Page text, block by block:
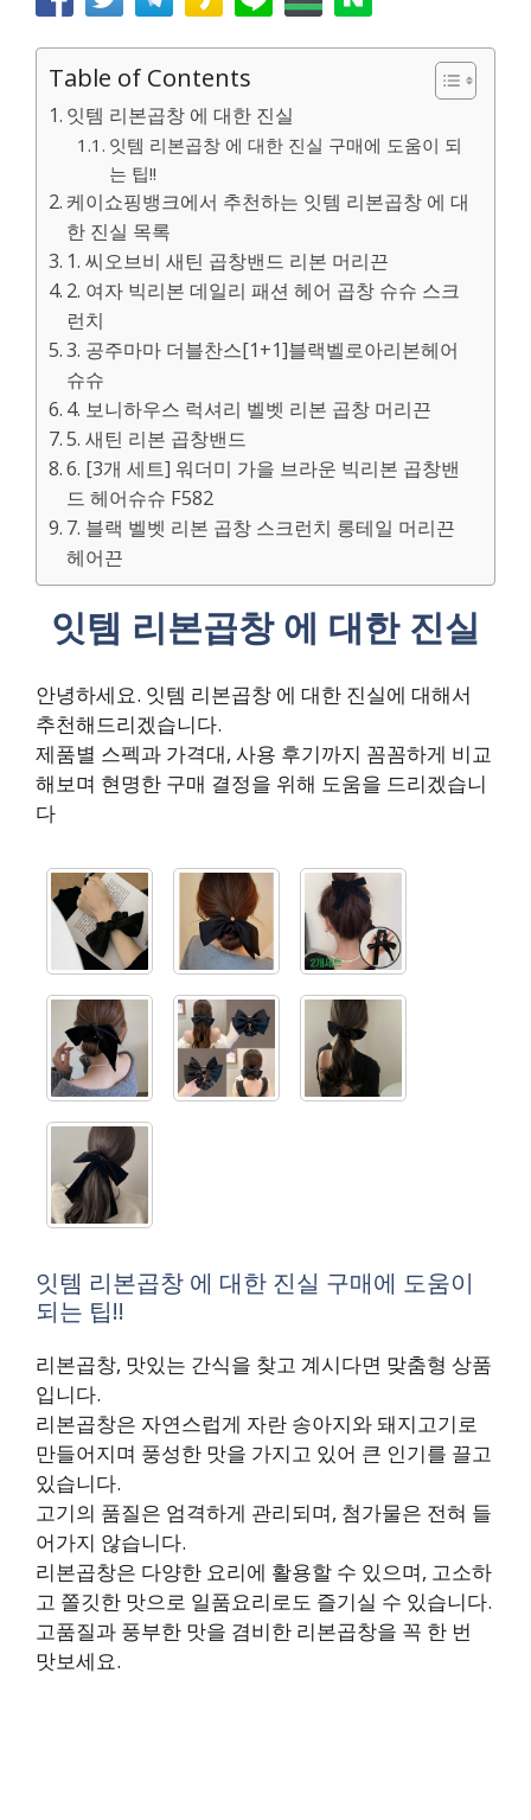
Table of Contents
잇템 리본곱창 에 대한 진실
잇템 리본곱창 에 대한 진실 구매에 도움이 되
는 팁!!
케이쇼핑뱅크에서 추천하는 잇템 리본곱창 에 대
한 진실 목록
1. 씨오브비 새틴 곱창밴드 리본 머리끈
2. 여자 빅리본 데일리 패션 헤어 곱창 슈슈 스크
런치
3. 공주마마 더블찬스[1+1]블랙벨로아리본헤어
슈슈
4. 보니하우스 럭셔리 벨벳 리본 곱창 머리끈
5. 새틴 리본 곱창밴드
6. [3개 세트] 워더미 가을 브라운 빅리본 곱창밴
드 헤어슈슈 F582
7. 블랙 벨벳 리본 곱창 스크런치 롱테일 머리끈
헤어끈
잇템 리본곱창 에 대한 진실
안녕하세요. 잇템 리본곱창 에 대한 진실에 대해서
추천해드리겠습니다.
제품별 스펙과 가격대, 사용 후기까지 꼼꼼하게 비교
해보며 현명한 구매 결정을 위해 도움을 드리겠습니
다
잇템 리본곱창 에 대한 진실 구매에 도움이
되는 팁!!
리본곱창, 맛있는 간식을 찾고 계시다면 맞춤형 상품
입니다.
리본곱창은 자연스럽게 자란 송아지와 돼지고기로
만들어지며 풍성한 맛을 가지고 있어 큰 인기를 끌고
있습니다.
고기의 품질은 엄격하게 관리되며, 첨가물은 전혀 들
어가지 않습니다.
리본곱창은 다양한 요리에 활용할 수 있으며, 고소하
고 쫄깃한 맛으로 일품요리로도 즐기실 수 있습니다.
고품질과 풍부한 맛을 겸비한 리본곱창을 꼭 한 번
맛보세요.